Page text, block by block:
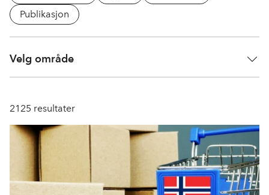
Publikasjon
Velg område
2125 resultater